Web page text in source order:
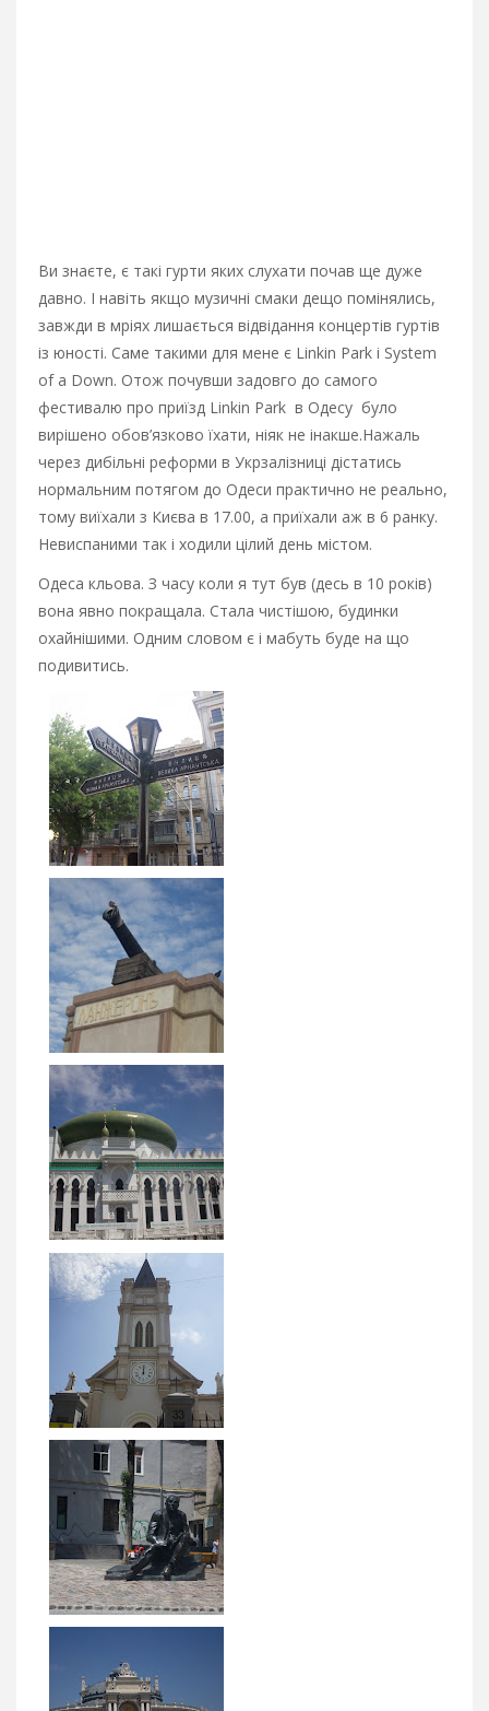
Ви знаєте, є такі гурти яких слухати почав ще дуже
давно. І навіть якщо музичні смаки дещо помінялись,
завжди в мріях лишається відвідання концертів гуртів
із юності. Саме такими для мене є Linkin Park i System
of a Down. Отож почувши задовго до самого
фестивалю про приїзд Linkin Park в Одесу було
вирішено обов’язково їхати, ніяк не інакше.Нажаль
через дибільні реформи в Укрзалізниці дістатись
нормальним потягом до Одеси практично не реально,
тому виїхали з Києва в 17.00, а приїхали аж в 6 ранку.
Невиспаними так і ходили цілий день містом.
Одеса кльова. З часу коли я тут був (десь в 10 років)
вона явно покращала. Стала чистішою, будинки
охайнішими. Одним словом є і мабуть буде на що
подивитись.